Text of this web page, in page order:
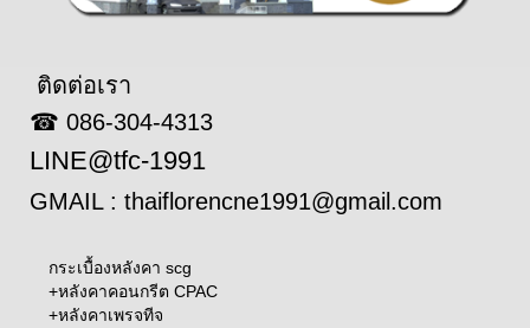
ติดต่อเรา
☎ 086-304-4313
LINE@tfc-1991
GMAIL : thaiflorencne1991@gmail.com
กระเบื้องหลังคา scg
+หลังคาคอนกรีต CPAC
+หลังคาเพรจทีจ